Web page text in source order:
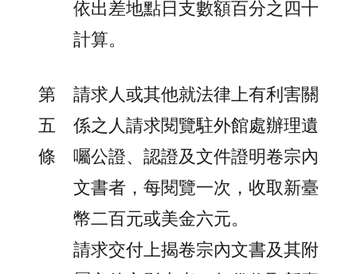
依出差地點日支數額百分之四十
計算。
第
五
條
請求人或其他就法律上有利害關
係之人請求閱覽駐外館處辦理遺
囑公證、認證及文件證明卷宗內
文書者，每閱覽一次，收取新臺
幣二百元或美金六元。
請求交付上揭卷宗內文書及其附